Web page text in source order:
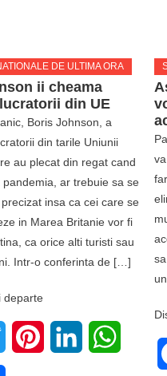
DE ULTIMA ORA
ii cheama
din UE
Boris Johnson, a
din tarile Uniunii
au plecat din regat cand
ar trebuie sa se
insa ca cei care se
in Marea Britanie vor fi
ca orice alti turisti sau
Intr-o conferinta de […]
departe
Twitter PinterestLinkedIn